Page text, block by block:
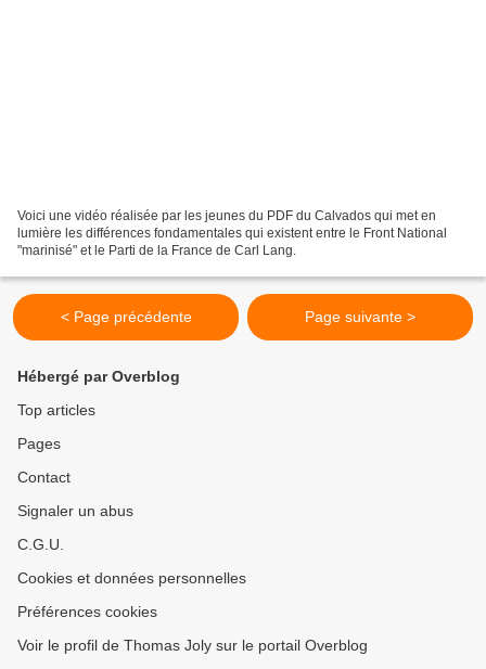
Voici une vidéo réalisée par les jeunes du PDF du Calvados qui met en
lumière les différences fondamentales qui existent entre le Front National
"marinisé" et le Parti de la France de Carl Lang.
< Page précédente Page suivante >
Hébergé par Overblog
Top articles
Pages
Contact
Signaler un abus
C.G.U.
Cookies et données personnelles
Préférences cookies
Voir le profil de Thomas Joly sur le portail Overblog